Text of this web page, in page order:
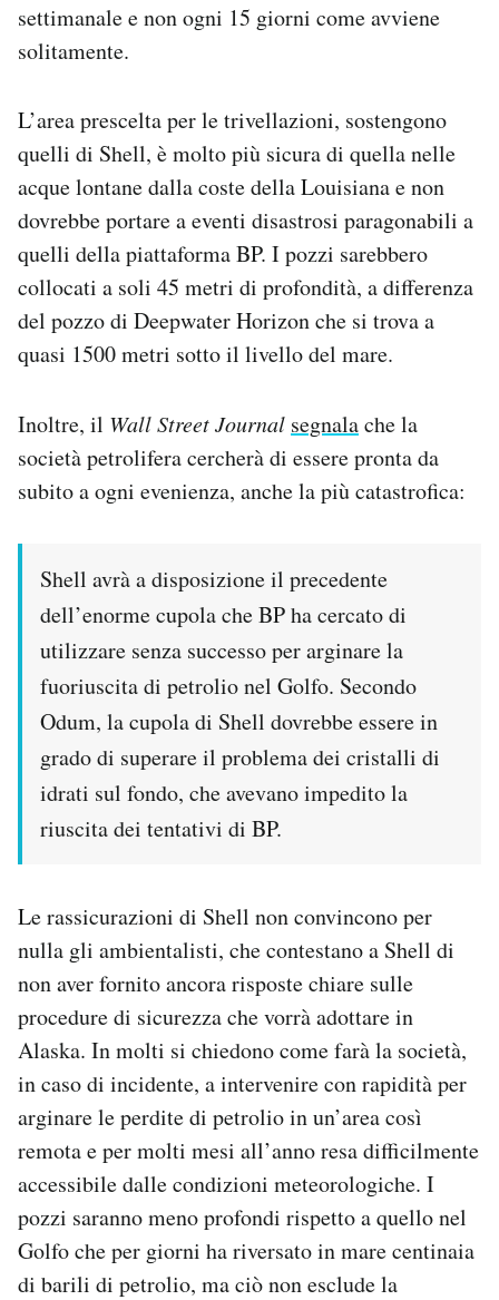
settimanale e non ogni 15 giorni come avviene
solitamente.
L’area prescelta per le trivellazioni, sostengono
quelli di Shell, è molto più sicura di quella nelle
acque lontane dalla coste della Louisiana e non
dovrebbe portare a eventi disastrosi paragonabili a
quelli della piattaforma BP. I pozzi sarebbero
collocati a soli 45 metri di profondità, a differenza
del pozzo di Deepwater Horizon che si trova a
quasi 1500 metri sotto il livello del mare.
Inoltre, il Wall Street Journal segnalache la
società petrolifera cercherà di essere pronta da
subito a ogni evenienza, anche la più catastrofica:
Shell avrà a disposizione il precedente
dell’enorme cupola che BP ha cercato di
utilizzare senza successo per arginare la
fuoriuscita di petrolio nel Golfo. Secondo
Odum, la cupola di Shell dovrebbe essere in
grado di superare il problema dei cristalli di
idrati sul fondo, che avevano impedito la
riuscita dei tentativi di BP.
Le rassicurazioni di Shell non convincono per
nulla gli ambientalisti, che contestano a Shell di
non aver fornito ancora risposte chiare sulle
procedure di sicurezza che vorrà adottare in
Alaska. In molti si chiedono come farà la società,
in caso di incidente, a intervenire con rapidità per
arginare le perdite di petrolio in un’area così
remota e per molti mesi all’anno resa difficilmente
accessibile dalle condizioni meteorologiche. I
pozzi saranno meno profondi rispetto a quello nel
Golfo che per giorni ha riversato in mare centinaia
di barili di petrolio, ma ciò non esclude la